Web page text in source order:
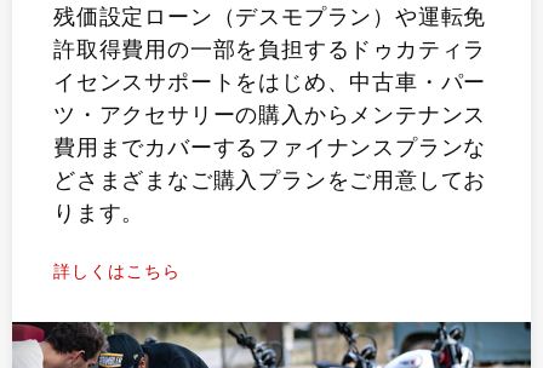
残価設定ローン（デスモプラン）や運転免
許取得費用の一部を負担するドゥカティラ
イセンスサポートをはじめ、中古車・パー
ツ・アクセサリーの購入からメンテナンス
費用までカバーするファイナンスプランな
どさまざまなご購入プランをご用意してお
ります。
詳しくはこちら